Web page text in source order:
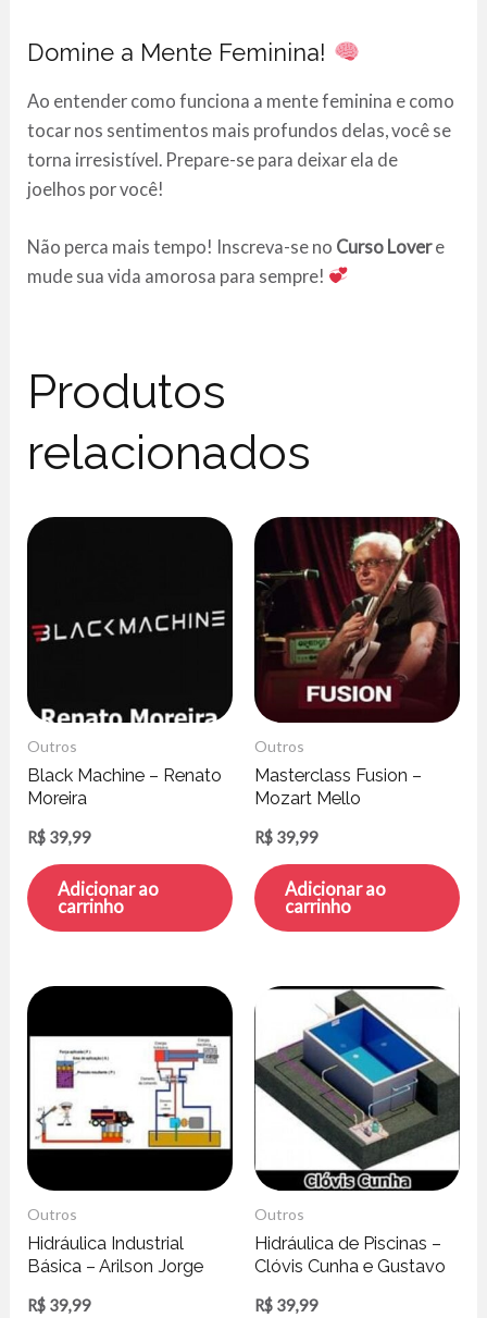
Domine a Mente Feminina!
Ao entender como funciona a mente feminina e como
tocar nos sentimentos mais profundos delas, você se
torna irresistível. Prepare-se para deixar ela de
joelhos por você!
Não perca mais tempo! Inscreva-se no Curso Lovere
mude sua vida amorosa para sempre!
Produtos
relacionados
Outros
Black Machine – Renato
Moreira
R$ 39,99
Adicionar ao
carrinho
Outros
Masterclass Fusion –
Mozart Mello
R$ 39,99
Adicionar ao
carrinho
Outros
Hidráulica Industrial
Básica – Arilson Jorge
R$ 39,99
Outros
Hidráulica de Piscinas –
Clóvis Cunha e Gustavo
R$ 39,99